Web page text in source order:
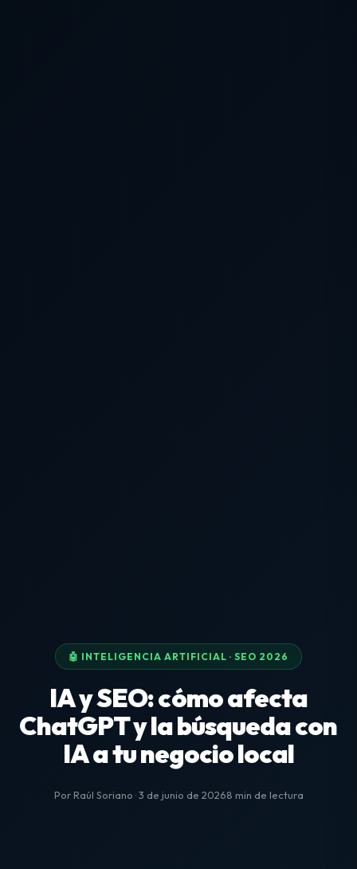
🤖 INTELIGENCIA ARTIFICIAL · SEO 2026
IA y SEO: cómo afecta
ChatGPT y la búsqueda con
IA a tu negocio local
Por Raúl Soriano · 3 de junio de 20268 min de lectura